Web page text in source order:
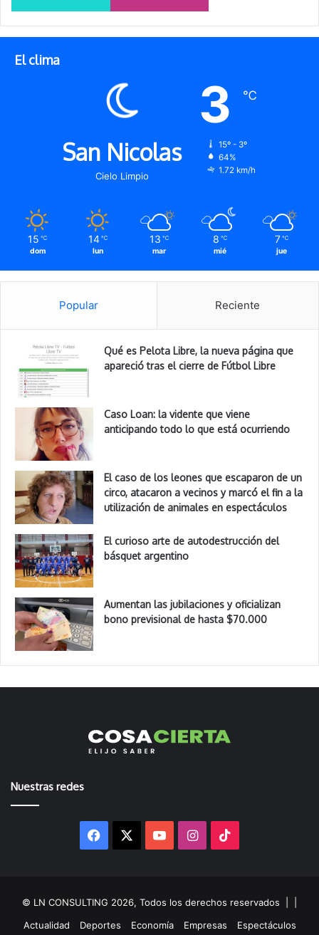
El clima
San Nicolas
Cielo Limpio
3 ℃
15º - 3º
64%
1.72 km/h
15 ℃
dom
14 ℃
lun
13 ℃
mar
8 ℃
mié
7 ℃
jue
Popular Reciente
Qué es Pelota Libre, la nueva página que
apareció tras el cierre de Fútbol Libre
Caso Loan: la vidente que viene
anticipando todo lo que está ocurriendo
El caso de los leones que escaparon de un
circo, atacaron a vecinos y marcó el fin a la
utilización de animales en espectáculos
El curioso arte de autodestrucción del
básquet argentino
Aumentan las jubilaciones y oficializan
bono previsional de hasta $70.000
Nuestras redes
Facebook YouTubeInstagram
© LN CONSULTING 2026, Todos los derechos reservados |
Actualidad
Deportes Economía Empresas Espectáculos